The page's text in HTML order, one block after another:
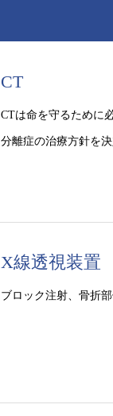
CT
CTは命を守るために
分離症の治療方針を
X線透視装置
ブロック注射、骨折